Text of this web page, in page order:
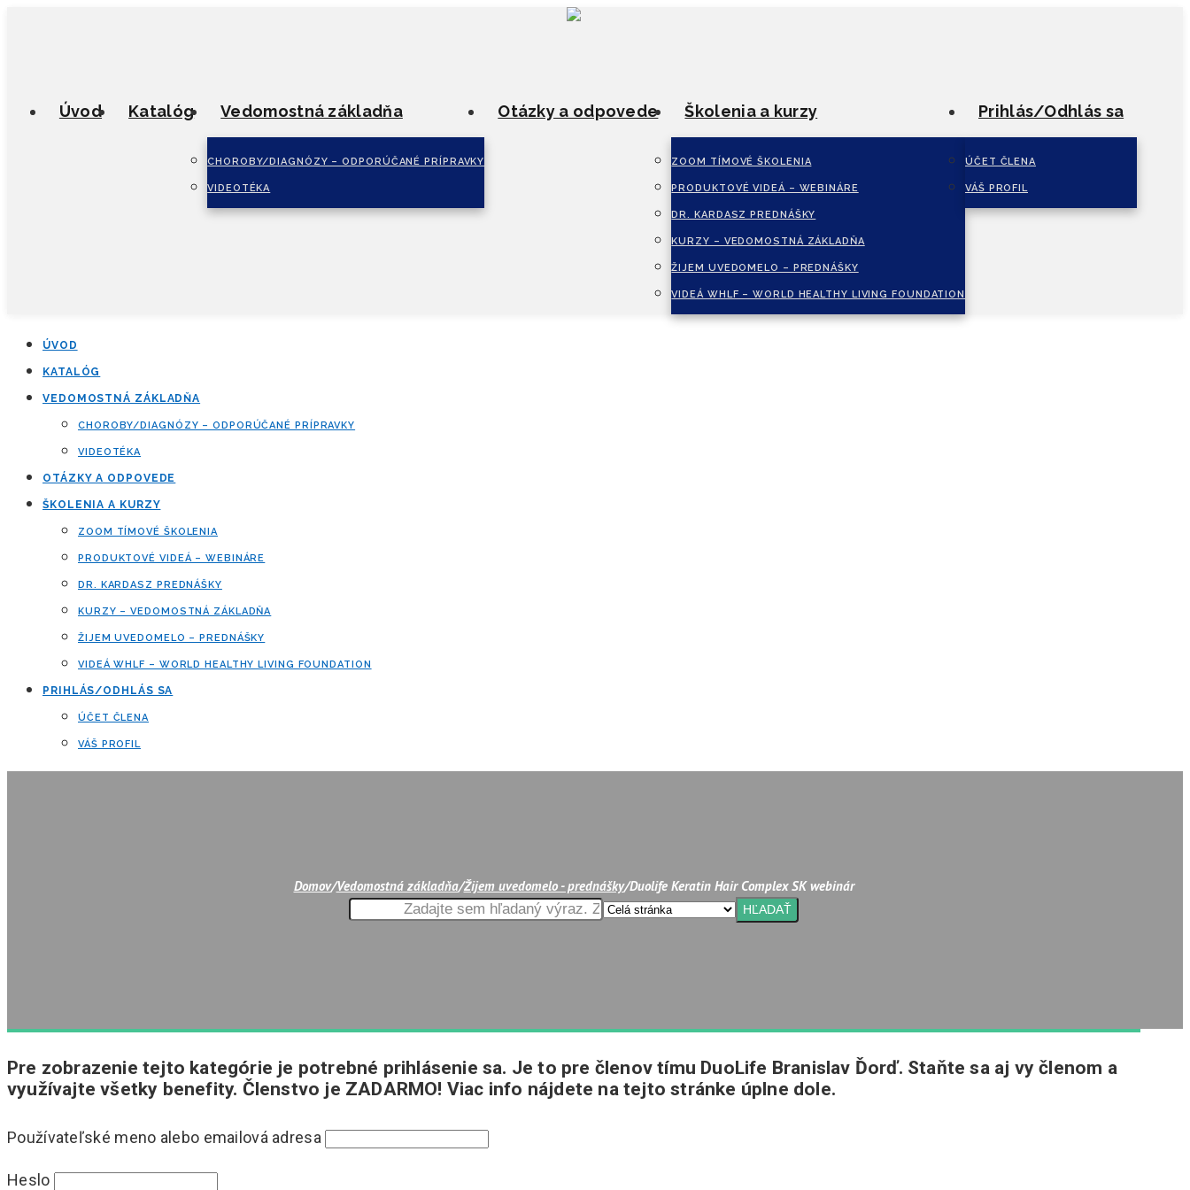
Úvod Katalóg Vedomostná základňa
CHOROBY/DIAGNÓZY – ODPORÚČANÉ PRÍPRAVKY
VIDEOTÉKA
Otázky a odpovede Školenia a kurzy
ZOOM TÍMOVÉ ŠKOLENIA
PRODUKTOVÉ VIDEÁ – WEBINÁRE
DR. KARDASZ PREDNÁŠKY
KURZY – VEDOMOSTNÁ ZÁKLADŇA
ŽIJEM UVEDOMELO – PREDNÁŠKY
VIDEÁ WHLF – WORLD HEALTHY LIVING FOUNDATION
Prihlás/Odhlás sa
ÚČET ČLENA
VÁŠ PROFIL
ÚVOD
KATALÓG
VEDOMOSTNÁ ZÁKLADŇA
CHOROBY/DIAGNÓZY – ODPORÚČANÉ PRÍPRAVKY
VIDEOTÉKA
OTÁZKY A ODPOVEDE
ŠKOLENIA A KURZY
ZOOM TÍMOVÉ ŠKOLENIA
PRODUKTOVÉ VIDEÁ – WEBINÁRE
DR. KARDASZ PREDNÁŠKY
KURZY – VEDOMOSTNÁ ZÁKLADŇA
ŽIJEM UVEDOMELO – PREDNÁŠKY
VIDEÁ WHLF – WORLD HEALTHY LIVING FOUNDATION
PRIHLÁS/ODHLÁS SA
ÚČET ČLENA
VÁŠ PROFIL
Domov/Vedomostná základňa/Žijem uvedomelo - prednášky/Duolife Keratin Hair Complex SK webinár
Pre zobrazenie tejto kategórie je potrebné prihlásenie sa. Je to pre členov tímu DuoLife Branislav Ďorď. Staňte sa aj vy členom a
využívajte všetky benefity. Členstvo je ZADARMO! Viac info nájdete na tejto stránke úplne dole.
Používateľské meno alebo emailová adresa
Heslo